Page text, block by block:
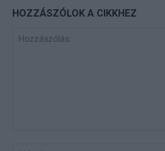
HOZZÁSZÓLOK A CIKKHEZ